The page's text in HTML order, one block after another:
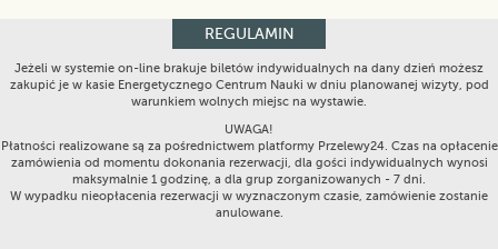
REGULAMIN
Jeżeli w systemie on-line brakuje biletów indywidualnych na dany dzień możesz
zakupić je w kasie Energetycznego Centrum Nauki w dniu planowanej wizyty, pod
warunkiem wolnych miejsc na wystawie.
UWAGA!
Płatności realizowane są za pośrednictwem platformy Przelewy24. Czas na opłacenie
zamówienia od momentu dokonania rezerwacji, dla gości indywidualnych wynosi
maksymalnie 1 godzinę, a dla grup zorganizowanych - 7 dni.
W wypadku nieopłacenia rezerwacji w wyznaczonym czasie, zamówienie zostanie
anulowane.